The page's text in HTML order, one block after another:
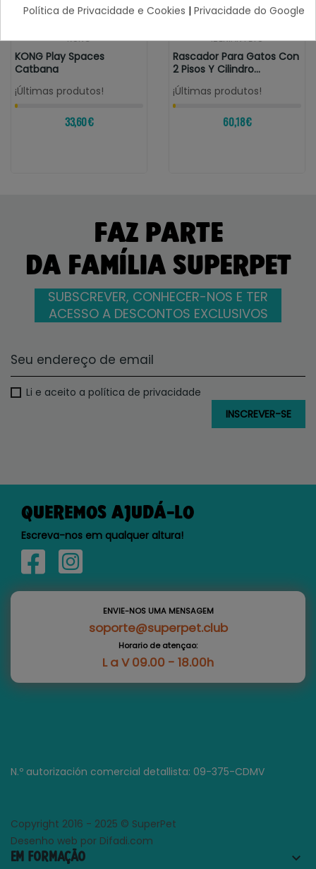
KONG
KONG Play Spaces
Catbana
¡Últimas produtos!
33,60 €
IBERIAN PETS
Rascador Para Gatos Con
2 Pisos Y Cilindro
¡Últimas produtos!
60,18 €
FAZ PARTE
DA FAMÍLIA SUPERPET
SUBSCREVER, CONHECER-NOS E TER
ACESSO A DESCONTOS EXCLUSIVOS
Li e aceito a política de privacidade
QUEREMOS AJUDÁ-LO
Escreva-nos em qualquer altura!
ENVIE-NOS UMA MENSAGEM
soporte@superpet.club
Horario de atençao:
L a V 09.00 - 18.00h
N.º autorización comercial detallista: 09-375-CDMV
Copyright 2016 - 2025 © SuperPet
Desenho web por Difadi.com
EM FORMAÇÃO keyboard_arrow_down
Política de Privacidade e Cookies | Privacidade do Google